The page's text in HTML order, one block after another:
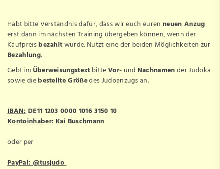
Habt bitte Verständnis dafür, dass wir euch euren neuen Anzug
erst dann im nächsten Training übergeben können, wenn der
Kaufpreisbezahltwurde. Nutzt eine der beiden Möglichkeiten zur
Bezahlung.
Gebt imÜberweisungstext bitteVor- und Nachnamender Judoka
sowie diebestellte Größedes Judoanzugs an.
IBAN:DE11 1203 0000 1016 3150 10
Kontoinhaber: Kai Buschmann
oder per
PayPal: @tusjudo